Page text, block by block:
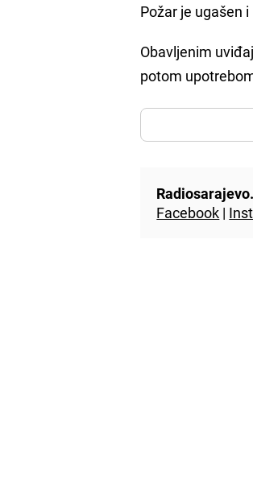
Požar je ugašen i
Obavljenim
potom
Facebook |